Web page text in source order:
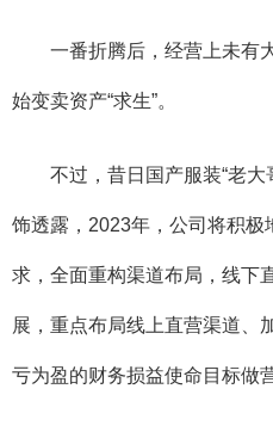
一番折腾后，经营上未有
始变卖资产“求生”。
不过，昔日国产服装“老大
饰透露，2023年，公司将积极
求，全面重构渠道布局，线下
展，重点布局线上直营渠道、
亏为盈的财务损益使命目标做